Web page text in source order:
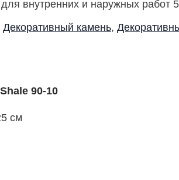
для внутренних и наружных
Декоративный камень,
90-10
см